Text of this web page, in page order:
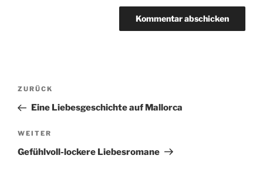
Beitragsnavigation
Vorheriger
Beitrag
ZURÜCK
Eine Liebesgeschichte auf Mallorca
Nächster
Beitrag
WEITER
Gefühlvoll-lockere Liebesromane